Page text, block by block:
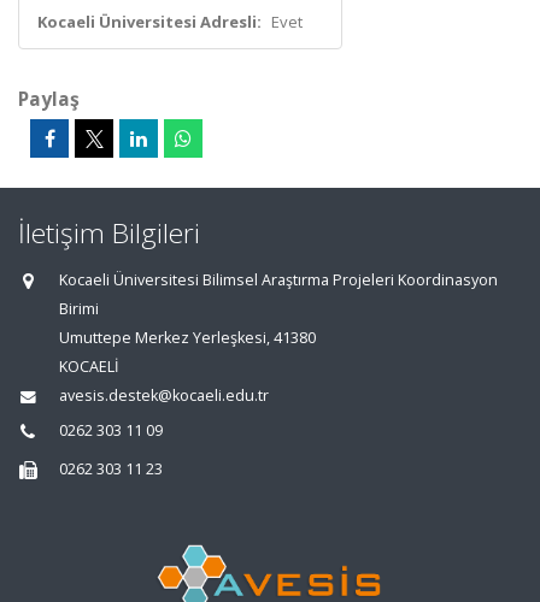
Kocaeli Üniversitesi Adresli: Evet
Paylaş
İletişim Bilgileri
Kocaeli Üniversitesi Bilimsel Araştırma Projeleri Koordinasyon
Birimi
Umuttepe Merkez Yerleşkesi, 41380
KOCAELİ
avesis.destek@kocaeli.edu.tr
0262 303 11 09
0262 303 11 23